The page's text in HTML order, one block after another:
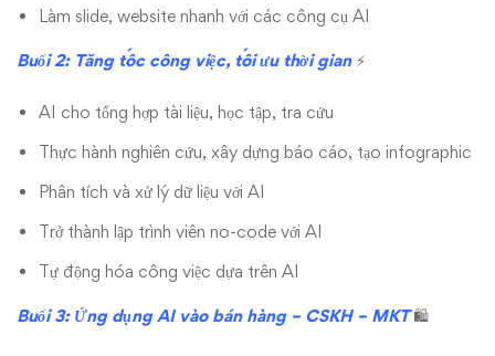
Làm slide, website nhanh với các công cụ AI
Buổi 2: Tăng tốc công việc, tối ưu thời gian⚡
AI cho tổng hợp tài liệu, học tập, tra cứu
Thực hành nghiên cứu, xây dựng báo cáo, tạo infographic
Phân tích và xử lý dữ liệu với AI
Trở thành lập trình viên no-code với AI
Tự động hóa công việc dựa trên AI
Buổi 3: Ứng dụng AI vào bán hàng – CSKH – MKT🛍️